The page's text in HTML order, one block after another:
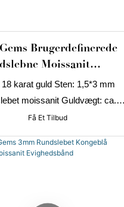
Brugerdefinerede
Moissanit
karat guld Sten: 1,5*3 mm
moissanit Guldvægt: ca.
Få Et Tilbud